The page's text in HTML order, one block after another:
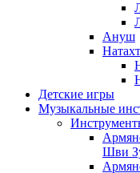
Ануш
Детские игры
Музыкальные
Шви